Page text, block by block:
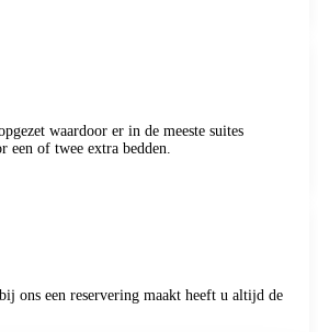
waardoor er in de meeste suites
een of twee extra bedden.
ons een reservering maakt heeft u altijd de